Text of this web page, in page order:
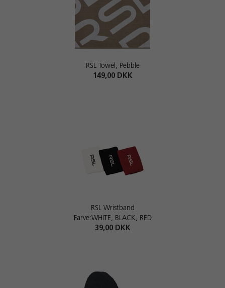
RSL Towel, Pebble
149,00 DKK
RSL Wristband
Farve:WHITE, BLACK, RED
39,00 DKK